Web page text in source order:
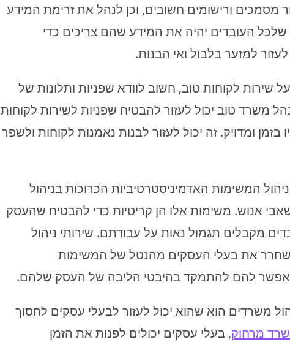
ורישומים חשובים, וכן לנהל את זרימת המידע
העובדים יהיה את המידע שהם צריכים כדי
למזער בלבול ואי הבנות.
שירות לקוחות טוב, חשוב לוודא שפניות ותלונות של
משרד טוב יכול לעזור להבטיח שפניות לשירות לקוחות
ומדויק. זה יכול לעזור לבנות נאמנות לקוחות ולשפר
המשימות האדמיניסטרטיביות הכרוכות בניהול
אנוש. משימות אלו הן קריטיות כדי להבטיח שהעסק
מקבלים תגמול נאות על עבודתם. שירותי ניהול
את בעלי העסקים מהנטל של המשימות
ולאפשר להם להתמקד בהיבטי הליבה של העסק שלהם.
משרדים הוא שהוא יכול לעזור לבעלי עסקים לחסוך
מרחוק, בעלי עסקים יכולים לפנות את הזמן